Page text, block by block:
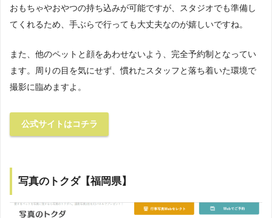
おもちゃやおやつの持ち込みが可能ですが、スタジオでも準備し
てくれるため、手ぶらで行っても大丈夫なのが嬉しいですね。
また、他のペットと顔をあわせないよう、完全予約制となってい
ます。周りの目を気にせず、慣れたスタッフと落ち着いた環境で
撮影に臨めますよ。
公式サイトはコチラ
写真のトクダ【福岡県】